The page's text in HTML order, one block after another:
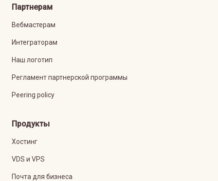
Партнерам
Вебмастерам
Интеграторам
Наш логотип
Регламент партнерской программы
Peering policy
Продукты
Хостинг
VDS и VPS
Почта для бизнеса